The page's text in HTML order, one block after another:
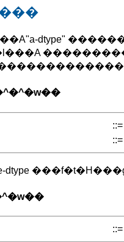
dtype"
::=
::=
dtype
::=